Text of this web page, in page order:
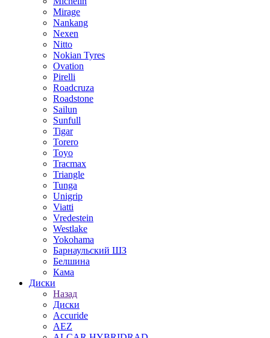
Mirage
Nankang
Nexen
Nitto
Nokian Tyres
Ovation
Pirelli
Roadcruza
Roadstone
Sailun
Sunfull
Tigar
Torero
Toyo
Tracmax
Triangle
Tunga
Unigrip
Viatti
Vredestein
Westlake
Yokohama
Барнаульский ШЗ
Белшина
Кама
Диски
Назад
Диски
Accuride
AEZ